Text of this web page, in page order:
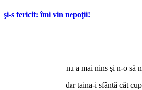
şi-s fericit: îmi vin nepoţii!
nu a mai nins şi n-o să
dar taina-i sfântă cât